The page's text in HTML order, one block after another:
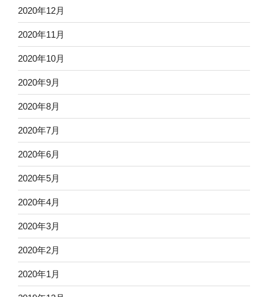
2020年12月
2020年11月
2020年10月
2020年9月
2020年8月
2020年7月
2020年6月
2020年5月
2020年4月
2020年3月
2020年2月
2020年1月